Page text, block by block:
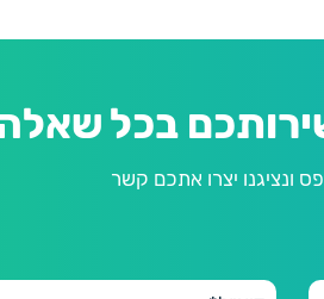
בכל
ונציגנו יצרו אתכם קשר